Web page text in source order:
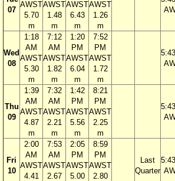
07
AWST
5.70
m
AWST
1.48
m
AWST
6.43
m
AWST
1.26
m
Wed
08
1:18
AM
AWST
5.30
m
7:12
AM
AWST
1.82
m
1:20
PM
AWST
6.04
m
7:52
PM
AWST
1.72
m
Thu
09
1:39
AM
AWST
4.87
m
7:32
AM
AWST
2.21
m
1:42
PM
AWST
5.56
m
8:21
PM
AWST
2.25
m
Fri
10
2:00
AM
AWST
4.41
7:53
AM
AWST
2.67
2:05
PM
AWST
5.00
8:59
PM
AWST
2.80
Last
Quarter